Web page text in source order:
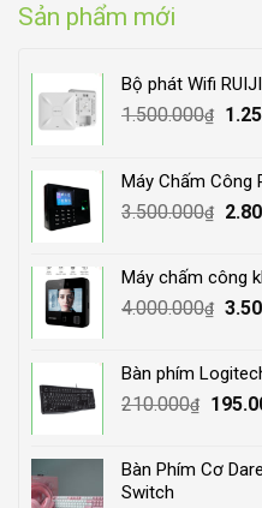
Sản phẩm mới
Bộ phát Wifi
1.500.000₫
Máy Chấm Công
3.500.000₫
Máy chấm công
4.000.000₫
Bàn phím
210.000₫
Bàn Phím Cơ
Switch